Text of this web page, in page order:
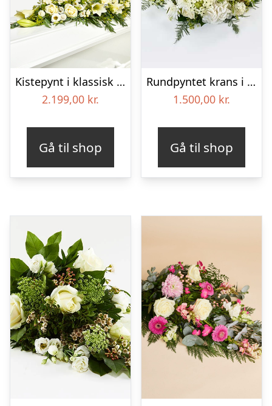
Kistepynt i klassisk stil – creme
2.199,00 kr.
Gå til shop
Rundpyntet krans i hvid, floristens valg – Blomster til begravelse
1.500,00 kr.
Gå til shop